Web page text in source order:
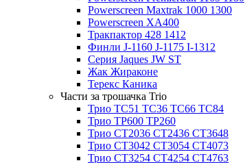
Powerscreen Maxtrak 1000 1300
Powerscreen XA400
Тракпактор 428 1412
Финли J-1160 J-1175 I-1312
Серия Jaques JW ST
Жак Жираконе
Терекс Каника
Части за трошачка Trio
Трио TC51 TC36 TC66 TC84
Трио TP600 TP260
Трио CT2036 CT2436 CT3648
Трио CT3042 CT3054 CT4073
Трио CT3254 CT4254 CT4763